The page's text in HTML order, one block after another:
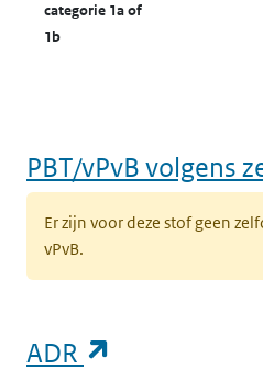
categorie 1a of
1b
PBT/vPvB volgens
Er zijn voor deze stof geen
vPvB.
ADR